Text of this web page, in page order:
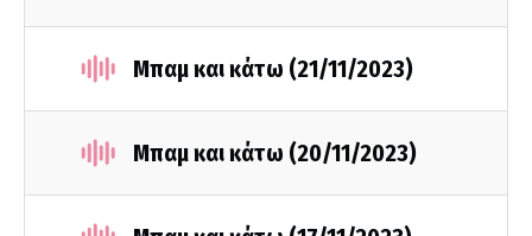
Μπαμ και κάτω (21/11/2023)
Μπαμ και κάτω (20/11/2023)